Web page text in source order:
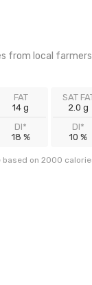
from local
FAT
14 g
DI*
18 %
SAT
2.0 g
DI*
10 %
based on 2000